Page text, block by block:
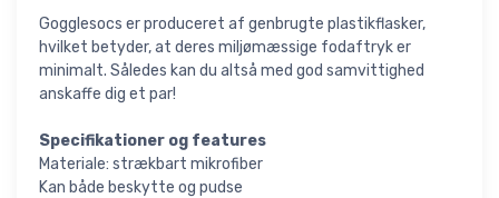
Gogglesocs er produceret af genbrugte plastikflasker,
hvilket betyder, at deres miljømæssige fodaftryk er
minimalt. Således kan du altså med god samvittighed
anskaffe dig et par!
Specifikationer og features
Materiale: strækbart mikrofiber
Kan både beskytte og pudse